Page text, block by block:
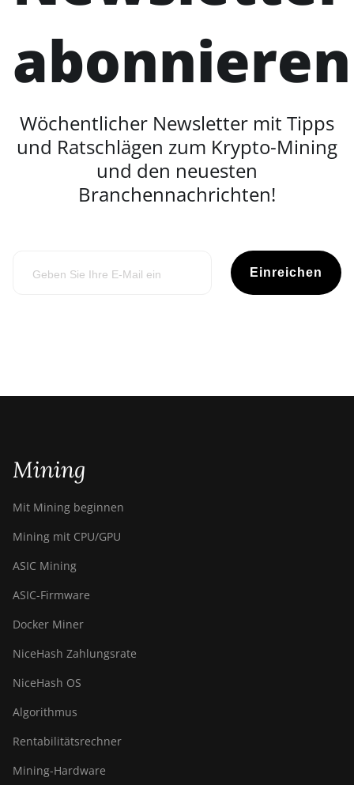
abonnieren
Wöchentlicher Newsletter mit Tipps
und Ratschlägen zum Krypto-Mining
und den neuesten
Branchennachrichten!
Einreichen
Mining
Mit Mining beginnen
Mining mit CPU/GPU
ASIC Mining
ASIC-Firmware
Docker Miner
NiceHash Zahlungsrate
NiceHash OS
Algorithmus
Rentabilitätsrechner
Mining-Hardware